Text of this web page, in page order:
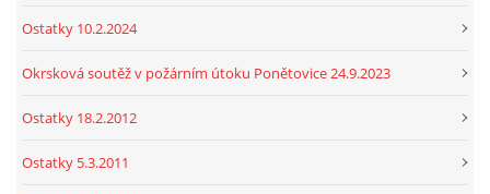
Ostatky 10.2.2024
Okrsková soutěž v požárním útoku Ponětovice 24.9.2023
Ostatky 18.2.2012
Ostatky 5.3.2011